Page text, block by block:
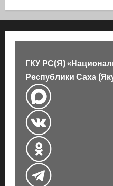
и
я
з
а
п
и
с
и
ГКУ РС(Я)
Республики Саха